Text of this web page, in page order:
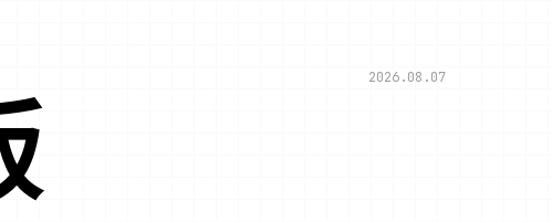
2026.08.07